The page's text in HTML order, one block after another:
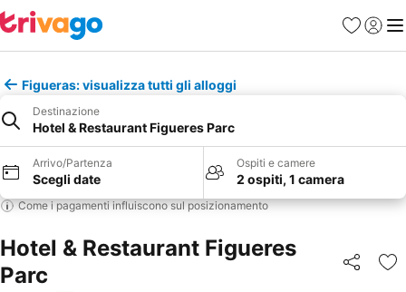
PreferitiAccedi
Figueras: visualizza tutti gli alloggi
Destinazione
Hotel & Restaurant Figueres Parc
Arrivo/Partenza
Scegli date
Ospiti e camere
2 ospiti, 1 camera
Come i pagamenti influiscono sul posizionamento
Hotel & Restaurant Figueres
Parc
Condividi